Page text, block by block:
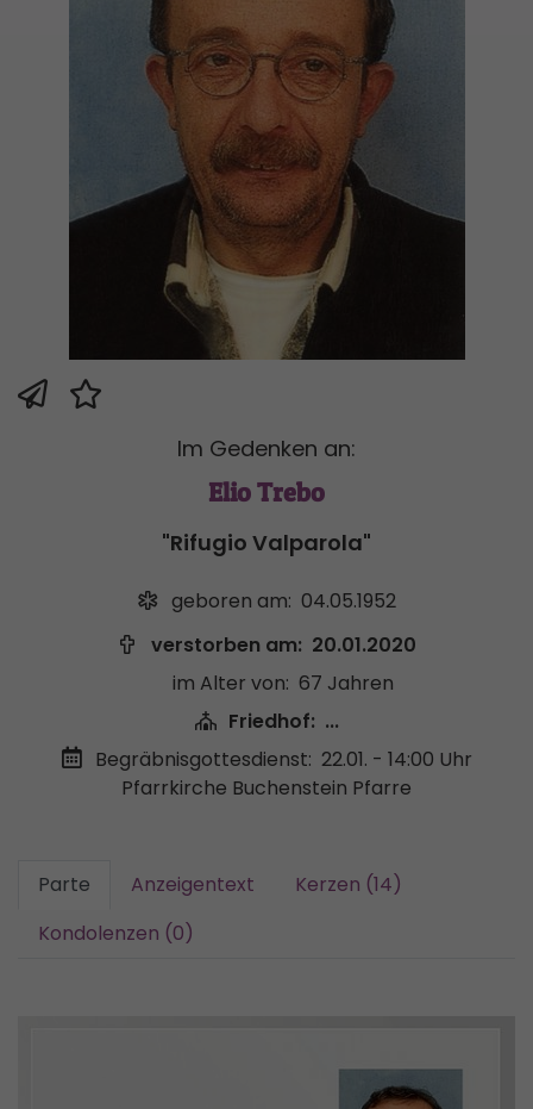
Im Gedenken an:
Elio Trebo
"Rifugio Valparola"
geboren am: 04.05.1952
verstorben am: 20.01.2020
im Alter von: 67 Jahren
Friedhof: ...
Begräbnisgottesdienst: 22.01. - 14:00 Uhr
Pfarrkirche Buchenstein Pfarre
Parte Anzeigentext
Kerzen (14)
Kondolenzen (0)